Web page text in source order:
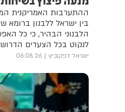
ההתערבות האמריקנית
בין ישראל ללבנון
הלבנוני הבהיר, כי כל
לנקוט בכל הצעדים
ולחזור למו"מ
ישראל לפקוביץ 06.08.26